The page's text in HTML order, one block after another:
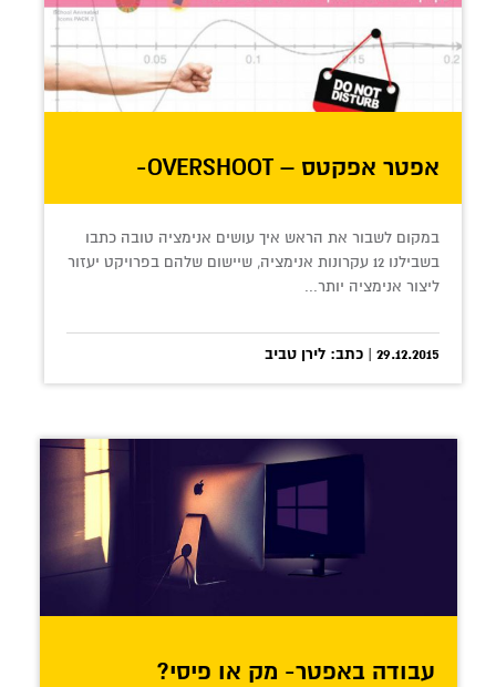
אפטר אפקטס – OVERSHOOT-
במקום לשבור את הראש איך עושים אנימציה טובה כתבו
בשבילנו 12 עקרונות אנימציה, שיישום שלהם בפרויקט יעזור
ליצור אנימציה יותר...
29.12.2015 | כתב: לירן טביב
עבודה באפטר- מק או פיסי?